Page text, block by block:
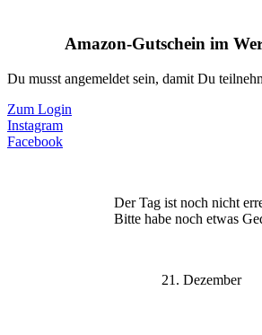
Amazon-Gutschein im
Du musst angemeldet sein, damit Du
Zum Login
Instagram
Facebook
Der Tag ist noch nicht
Bitte habe noch etwas
21. Dezember